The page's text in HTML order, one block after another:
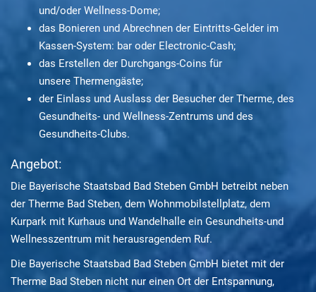
und/oder Wellness-Dome;
das Bonieren und Abrechnen der Eintritts-Gelder im
Kassen-System: bar oder Electronic-Cash;
das Erstellen der Durchgangs-Coins für
unsere Thermengäste;
der Einlass und Auslass der Besucher der Therme, des
Gesundheits- und Wellness-Zentrums und des
Gesundheits-Clubs.
Angebot:
Die Bayerische Staatsbad Bad Steben GmbH betreibt neben
der Therme Bad Steben, dem Wohnmobilstellplatz, dem
Kurpark mit Kurhaus und Wandelhalle ein Gesundheits-und
Wellnesszentrum mit herausragendem Ruf.
Die Bayerische Staatsbad Bad Steben GmbH bietet mit der
Therme Bad Steben nicht nur einen Ort der Entspannung,